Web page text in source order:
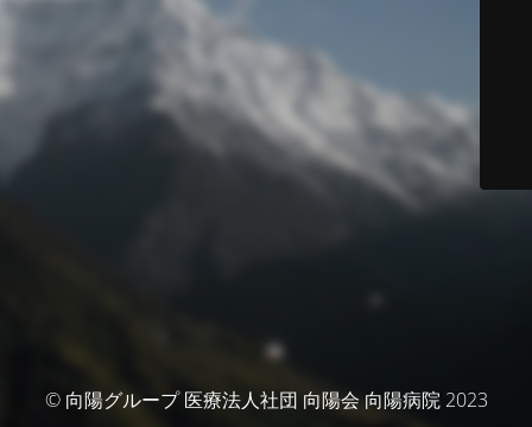
© 向陽グループ 医療法人社団 向陽会 向陽病院 2023